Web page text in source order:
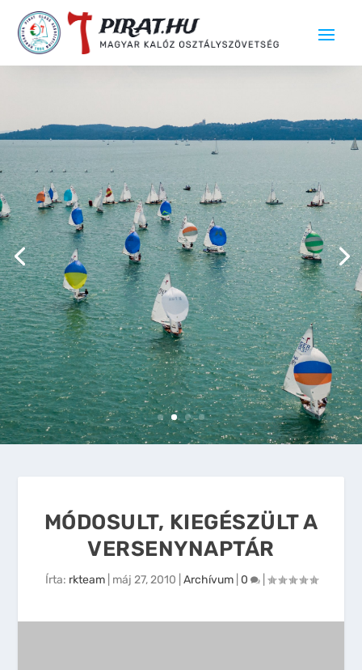
MÓDOSULT, KIEGÉSZÜLT A
VERSENYNAPTÁR
Írta: rkteam| máj 27, 2010 Archívum| 0 |